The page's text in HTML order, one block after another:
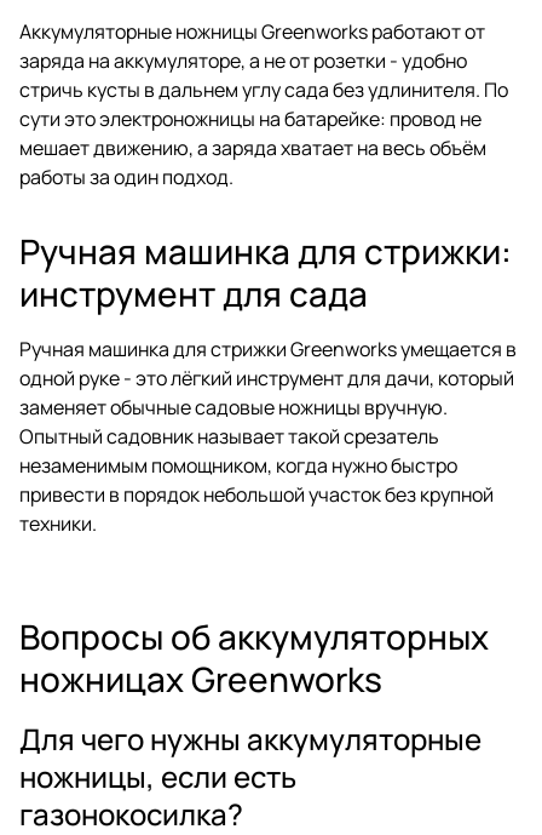
Аккумуляторные ножницы Greenworks работают от
заряда на аккумуляторе, а не от розетки - удобно
стричь кусты в дальнем углу сада без удлинителя. По
сути это электроножницы на батарейке: провод не
мешает движению, а заряда хватает на весь объём
работы за один подход.
Ручная машинка для стрижки:
инструмент для сада
Ручная машинка для стрижки Greenworks умещается в
одной руке - это лёгкий инструмент для дачи, который
заменяет обычные садовые ножницы вручную.
Опытный садовник называет такой срезатель
незаменимым помощником, когда нужно быстро
привести в порядок небольшой участок без крупной
техники.
Вопросы об аккумуляторных
ножницах Greenworks
Для чего нужны аккумуляторные
ножницы, если есть
газонокосилка?